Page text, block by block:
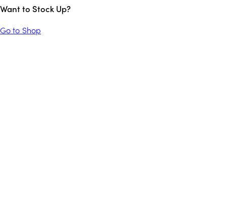
Want to Stock Up?
Go to Shop